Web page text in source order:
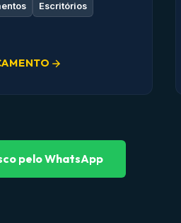
Escritórios
pelo WhatsApp